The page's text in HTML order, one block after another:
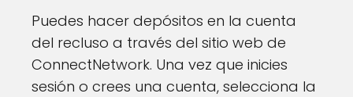
Puedes hacer depósitos en la cuenta
del recluso a través del sitio web de
ConnectNetwork. Una vez que inicies
sesión o crees una cuenta, selecciona la